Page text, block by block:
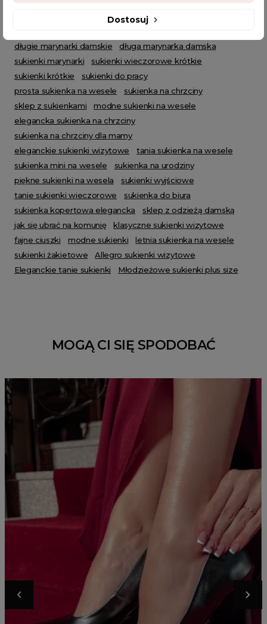
marynarka codzienna
długie marynarki damskie
długa marynarka damska
sukienki marynarki
sukienki wieczorowe krótkie
sukienki krótkie
sukienki do pracy
prosta sukienka na wesele
sukienka na chrzciny
sklep z sukienkami
modne sukienki na wesele
elegancka sukienka na chrzciny
sukienka na chrzciny dla mamy
eleganckie sukienki wizytowe
tania sukienka na wesele
sukienka mini na wesele
sukienka na urodziny
piękne sukienki na wesela
sukienki wyjściowe
tanie sukienki wieczorowe
sukienka do biura
sukienka kopertowa elegancka
sklep z odzieżą damską
jak się ubrać na komunię
klasyczne sukienki wizytowe
fajne ciuszki
modne sukienki
letnia sukienka na wesele
sukienki żakietowe
Allegro sukienki wizytowe
Eleganckie tanie sukienki
Młodzieżowe sukienki plus size
MOGĄ CI SIĘ SPODOBAĆ
Dostosuj